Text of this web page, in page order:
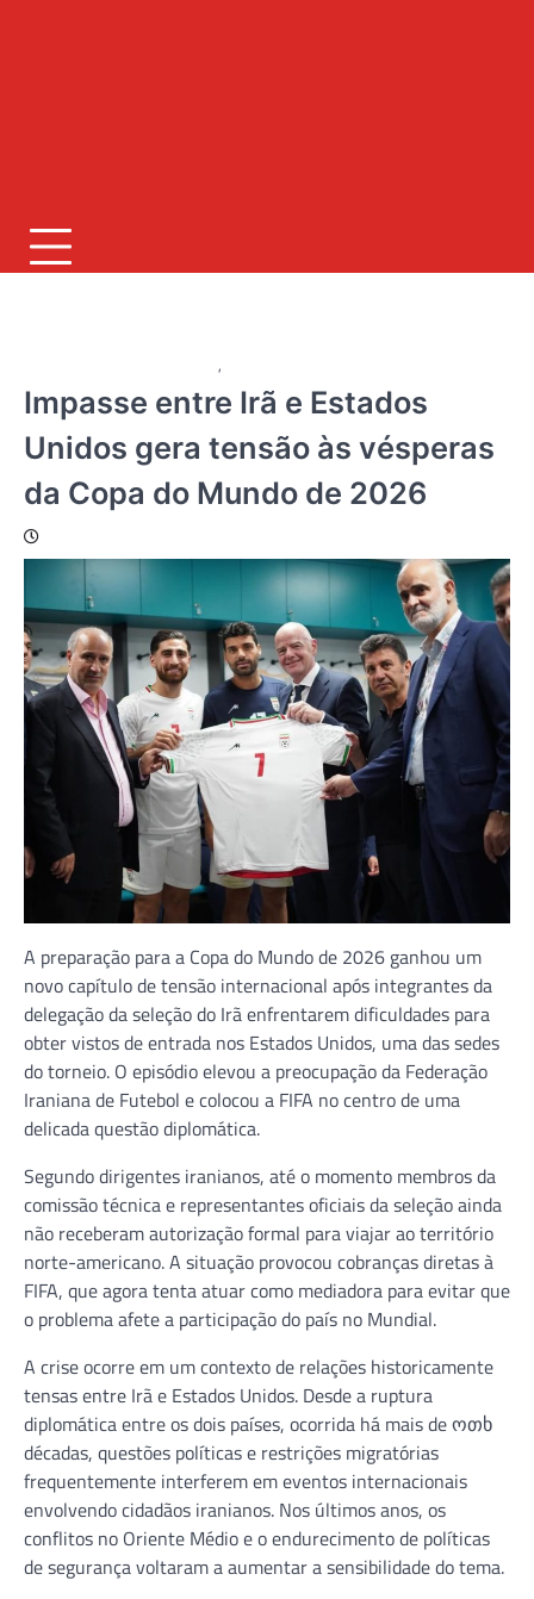
,
Impasse entre Irã e Estados
Unidos gera tensão às vésperas
da Copa do Mundo de 2026
A preparação para a Copa do Mundo de 2026 ganhou um
novo capítulo de tensão internacional após integrantes da
delegação da seleção do Irã enfrentarem dificuldades para
obter vistos de entrada nos Estados Unidos, uma das sedes
do torneio. O episódio elevou a preocupação da Federação
Iraniana de Futebol e colocou a FIFA no centro de uma
delicada questão diplomática.
Segundo dirigentes iranianos, até o momento membros da
comissão técnica e representantes oficiais da seleção ainda
não receberam autorização formal para viajar ao território
norte-americano. A situação provocou cobranças diretas à
FIFA, que agora tenta atuar como mediadora para evitar que
o problema afete a participação do país no Mundial.
A crise ocorre em um contexto de relações historicamente
tensas entre Irã e Estados Unidos. Desde a ruptura
diplomática entre os dois países, ocorrida há mais de ოთხ
décadas, questões políticas e restrições migratórias
frequentemente interferem em eventos internacionais
envolvendo cidadãos iranianos. Nos últimos anos, os
conflitos no Oriente Médio e o endurecimento de políticas
de segurança voltaram a aumentar a sensibilidade do tema.